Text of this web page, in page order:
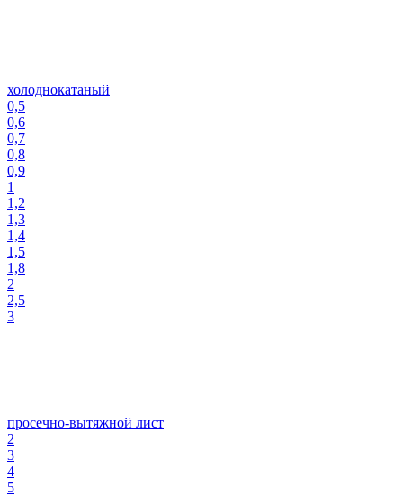
холоднокатаный
0,5
0,6
0,7
0,8
0,9
1
1,2
1,3
1,4
1,5
1,8
2
2,5
3
просечно-вытяжной лист
2
3
4
5